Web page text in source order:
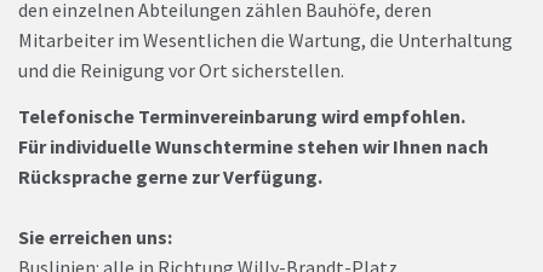
den einzelnen Abteilungen zählen Bauhöfe, deren
Mitarbeiter im Wesentlichen die Wartung, die Unterhaltung
und die Reinigung vor Ort sicherstellen.
Telefonische Terminvereinbarung wird empfohlen.
Für individuelle Wunschtermine stehen wir Ihnen nach
Rücksprache gerne zur Verfügung.
Sie erreichen uns:
Buslinien: alle in Richtung Willy-Brandt-Platz